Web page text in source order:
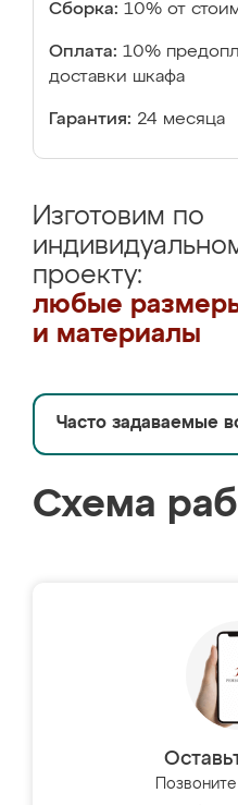
Сборка: 10% от
Оплата: 10%
доставки шкафа
Гарантия: 24 месяца
Изготовим по
проекту:
любые
и материалы
Часто задаваемые
Схема